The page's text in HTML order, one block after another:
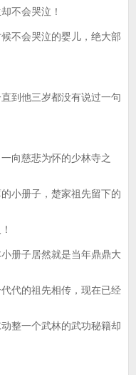
不会哭泣！
不会哭泣的婴儿，绝大部
到他三岁都没有说过一句
向慈悲为怀的少林寺之
小册子，楚家祖先留下的
册子居然就是当年鼎鼎大
代的祖先相传，现在已经
整一个武林的武功秘籍却